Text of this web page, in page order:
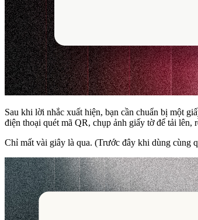
Sau khi lời nhắc xuất hiện, bạn cần chuẩn bị một
điện thoại quét mã QR, chụp ảnh giấy tờ để tải lên,
Chỉ mất vài giây là qua. (Trước đây khi dùng cùng